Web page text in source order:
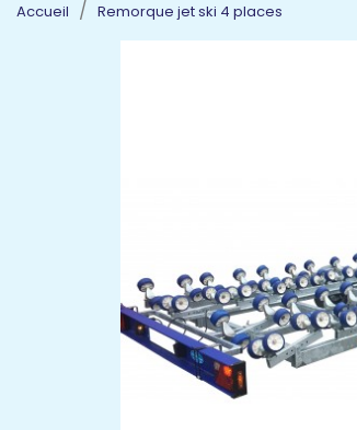
Accueil Remorque jet ski 4 places